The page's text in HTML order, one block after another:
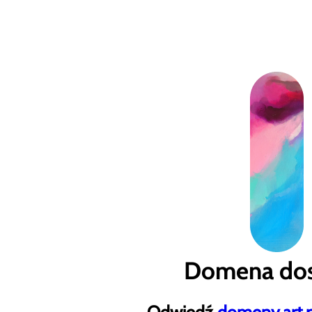
Domena